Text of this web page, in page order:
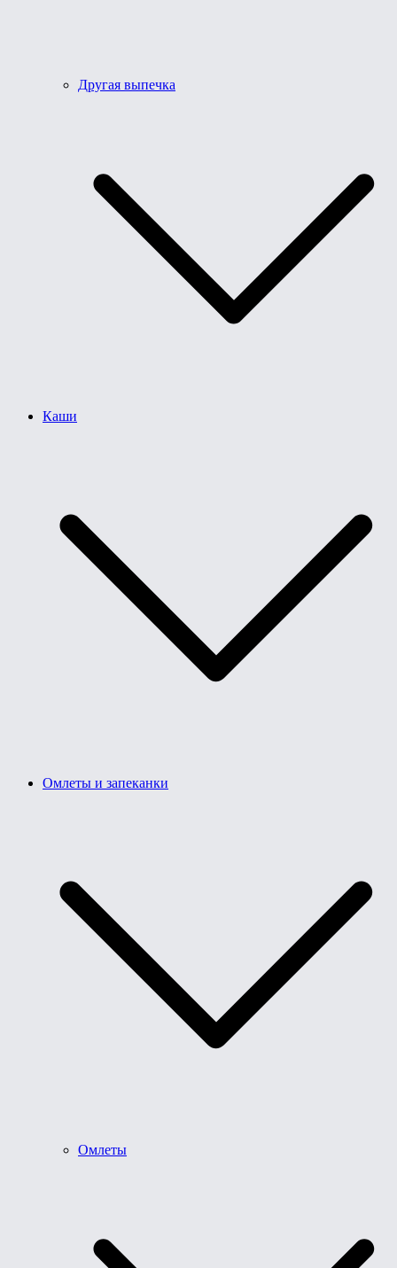
Другая выпечка
Каши
Омлеты и запеканки
Омлеты